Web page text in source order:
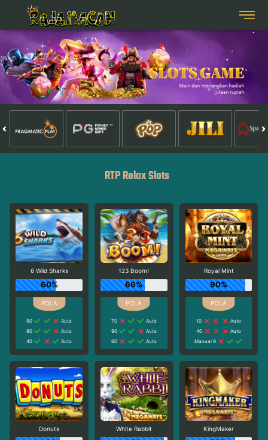
RTP Relax Slots
6 Wild Sharks
60%
90
Auto
80
Auto
40
Auto
123 Boom!
66%
70
Auto
90
Auto
60
Auto
Royal Mint
90%
10
Auto
40
Auto
Manual 9
Donuts White Rabbit KingMaker